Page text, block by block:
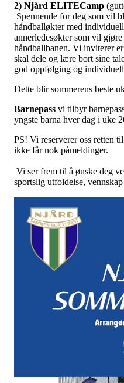
2) Njård ELITECamp
Spennende for deg som vil
håndballøkter med
annerledesøkter som vil
håndballbanen. Vi inviterer
skal dele og lære bort sine
god oppfølging og
Dette blir sommerens beste
Barnepass vi tilbyr
yngste barna hver dag i uke
PS! Vi reserverer oss retten
ikke får nok påmeldinger.
Vi ser frem til å ønske deg
sportslig utfoldelse,